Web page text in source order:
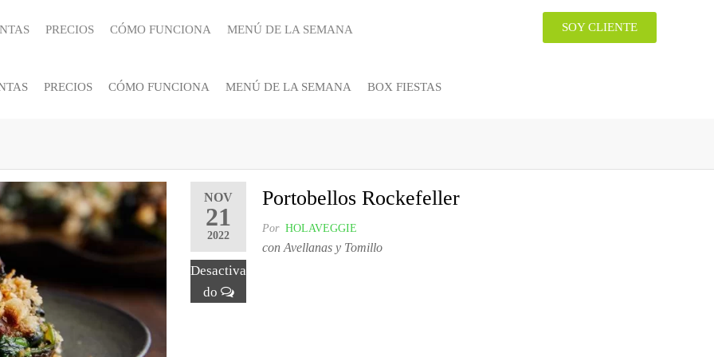
PRECIOS CÓMO FUNCIONA MENÚ DE LA SEMANA SOY CLIENTE
PRECIOS CÓMO FUNCIONA MENÚ DE LA SEMANA BOX FIESTAS
NOV
21
2022
Desactiva
do
Portobellos Rockefeller
Por HOLAVEGGIE
con Avellanas y Tomillo